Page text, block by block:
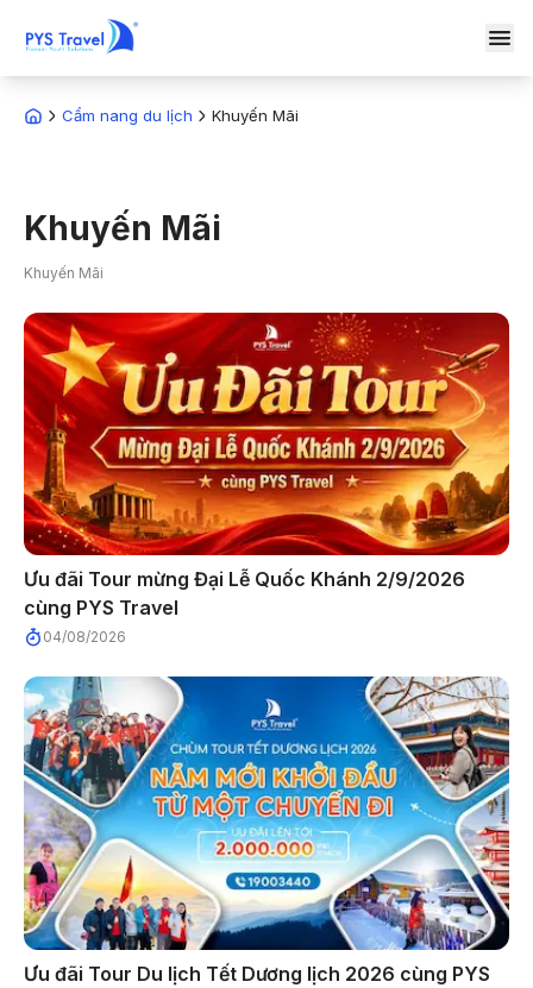
Cẩm nang du lịch Khuyến Mãi
Khuyến Mãi
Khuyến Mãi
Ưu đãi Tour mừng Đại Lễ Quốc Khánh 2/9/2026
cùng PYS Travel
04/08/2026
Ưu đãi Tour Du lịch Tết Dương lịch 2026 cùng PYS